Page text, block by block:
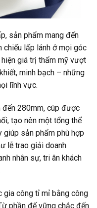
sản phẩm mang đến
chiếu lấp lánh ở mọi góc
giá trị thẩm mỹ vượt
minh bạch – những
lĩnh vực.
280mm, cúp được
tạo nên một tổng thể
giúp sản phẩm phù hợp
lễ trao giải doanh
nhân sự, tri ân khách
gia công tỉ mỉ bằng công
phần đế vững chắc đến